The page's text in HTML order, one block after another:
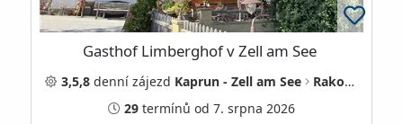
Gasthof Limberghof v Zell am See
3,5,8 denní zájezd Kaprun - Zell am See
Rakousko
29 termínů od 7. srpna 2026